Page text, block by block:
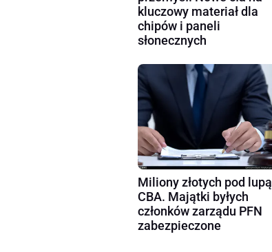
kluczowy materiał dla
chipów i paneli
słonecznych
Miliony złotych pod lupą
CBA. Majątki byłych
członków zarządu PFN
zabezpieczone